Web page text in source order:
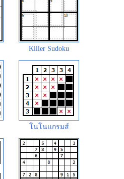
Killer Sudoku
โนโนแกรมส์